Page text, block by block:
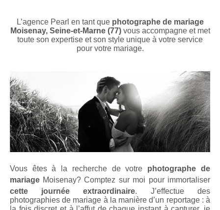
L’agence Pearl en tant que photographe de mariage
Moisenay, Seine-et-Marne (77)vous accompagne et met
toute son expertise et son style unique à votre service
pour votre mariage.
Vous êtes à la recherche de votre photographe de
mariage Moisenay? Comptez sur moi pour immortaliser
cette journée extraordinaire. J’effectue des
photographies de mariage à la manière d’un reportage : à